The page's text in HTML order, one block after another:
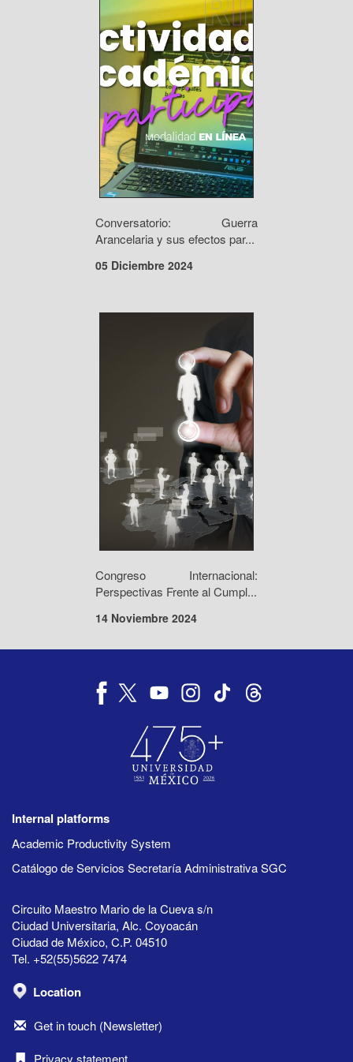
Conversatorio: Guerra
Arancelaria y sus efectos par...
05 Diciembre 2024
Congreso Internacional:
Perspectivas Frente al Cumpl...
14 Noviembre 2024
Internal platforms
Academic Productivity System
Catálogo de Servicios Secretaría Administrativa SGC
Circuito Maestro Mario de la Cueva s/n
Ciudad Universitaria, Alc. Coyoacán
Ciudad de México, C.P. 04510
Tel. +52(55)5622 7474
Location
Get in touch (Newsletter)
Privacy statement